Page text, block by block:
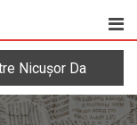
Nicușor Dan și